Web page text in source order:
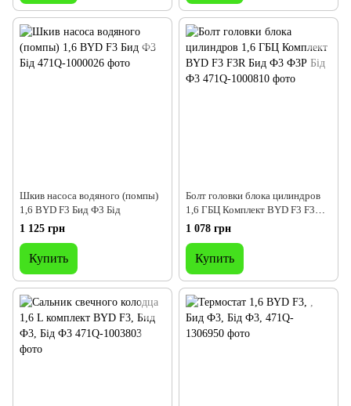
Шкив насоса водяного (помпы)
1,6 BYD F3 Бид Ф3 Бід
1 125 грн
Купить
Болт головки блока цилиндров
1,6 ГБЦ Комплект BYD F3 F3R
Бид Ф3 Ф3Р Бід Ф3
1 078 грн
Купить